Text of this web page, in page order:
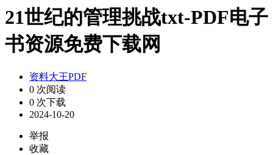
21世纪的管理挑战txt-PDF电子
书资源免费下载网
资料大王PDF
0 次阅读
0 次下载
2024-10-20
举报
收藏